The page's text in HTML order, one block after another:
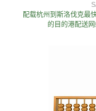
配载杭州到斯洛伐克最
的目的港配送